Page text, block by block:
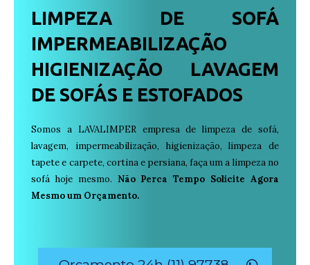
LIMPEZA DE SOFÁ
IMPERMEABILIZAÇÃO
HIGIENIZAÇÃO LAVAGEM
DE SOFÁS E ESTOFADOS
Somos a LAVALIMPER empresa de limpeza de sofá,
lavagem, impermeabilização, higienização, limpeza de
tapete e carpete, cortina e persiana, faça um a limpeza no
sofá hoje mesmo. Não Perca Tempo Solicite Agora
Mesmo um Orçamento.